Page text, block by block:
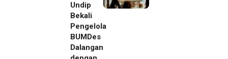
Undip
Bekali
Pengelola
BUMDes
Dalangan